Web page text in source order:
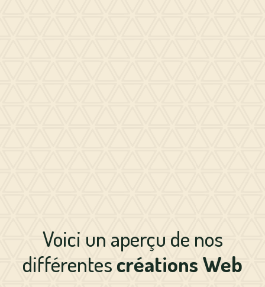
Voici un aperçu de nos
différentes créations Web